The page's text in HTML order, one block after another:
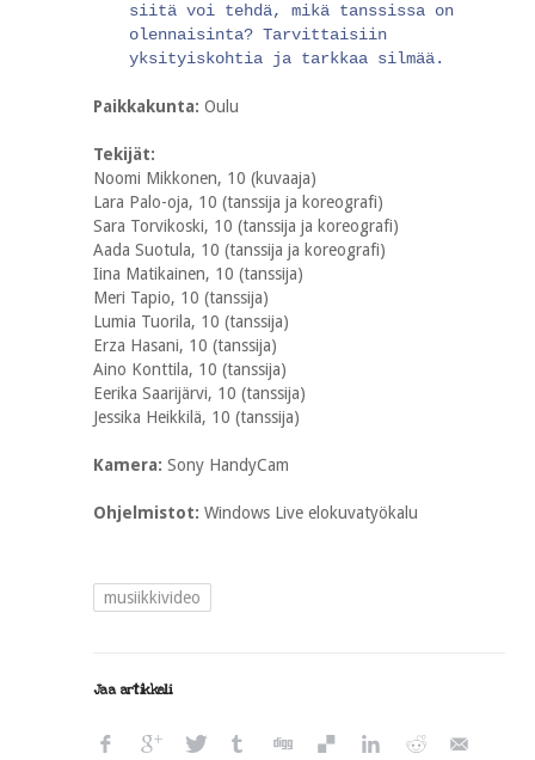
siitä voi tehdä, mikä tanssissa on
olennaisinta? Tarvittaisiin
yksityiskohtia ja tarkkaa silmää.
Paikkakunta: Oulu
Tekijät:
Noomi Mikkonen, 10 (kuvaaja)
Lara Palo-oja, 10 (tanssija ja koreografi)
Sara Torvikoski, 10 (tanssija ja koreografi)
Aada Suotula, 10 (tanssija ja koreografi)
Iina Matikainen, 10 (tanssija)
Meri Tapio, 10 (tanssija)
Lumia Tuorila, 10 (tanssija)
Erza Hasani, 10 (tanssija)
Aino Konttila, 10 (tanssija)
Eerika Saarijärvi, 10 (tanssija)
Jessika Heikkilä, 10 (tanssija)
Kamera: Sony HandyCam
Ohjelmistot: Windows Live elokuvatyökalu
musiikkivideo
Jaa artikkeli